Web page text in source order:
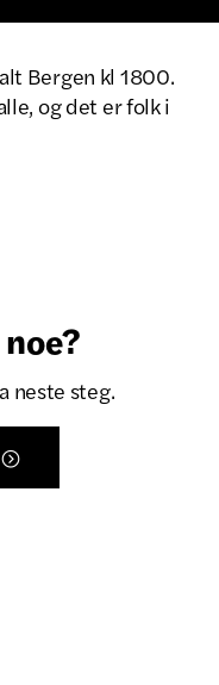
Bergen kl 1800.
og det er folk i
neste steg.
